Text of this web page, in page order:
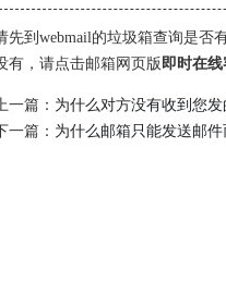
先到webmail的垃圾箱查询是否
有，请点击邮箱网页版即时在线
一篇： 为什么对方没有收到您
一篇： 为什么邮箱只能发送邮